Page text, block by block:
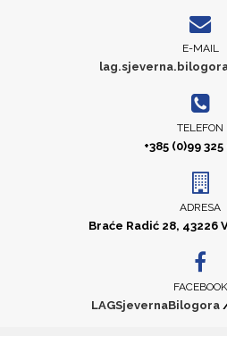
E-MAIL
TELEFON
+385 (0)99
ADRESA
Braće Radić 28, 43226
FACEBOOK
LAGSjevernaBilogora